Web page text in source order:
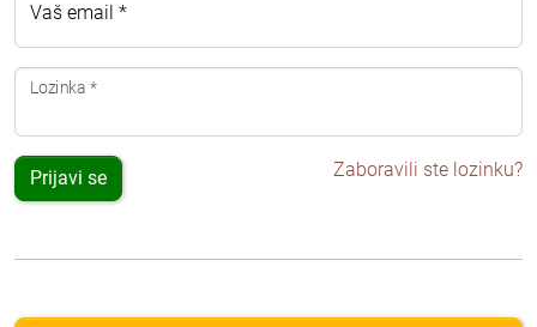
Vaš email *
Lozinka *
Prijavi se Zaboravili ste lozinku?